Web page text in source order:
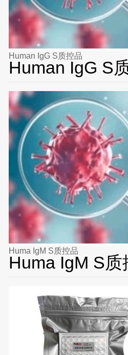
Human IgG S质控品
Human IgG S
Huma IgM S质控品
Huma IgM S质